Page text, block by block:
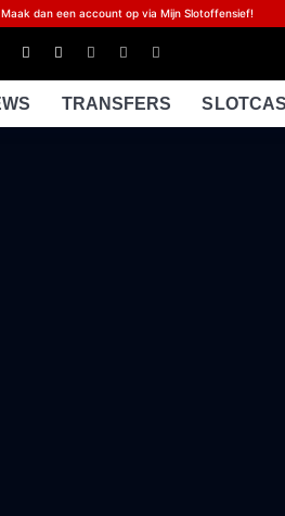
dan een account op via Mijn Slotoffensief!
TRANSFERS